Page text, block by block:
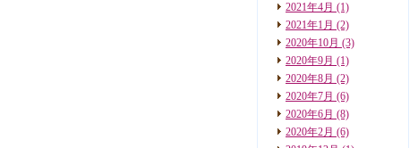
2021年4月 (1)
2021年1月 (2)
2020年10月 (3)
2020年9月 (1)
2020年8月 (2)
2020年7月 (6)
2020年6月 (8)
2020年2月 (6)